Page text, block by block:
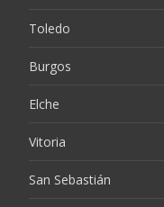
Toledo
Burgos
Elche
Vitoria
San Sebastián